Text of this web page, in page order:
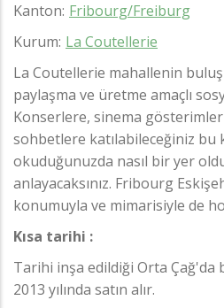
Kanton Fribourg/Freiburg
Kurum La Coutellerie
La Coutellerie mahallenin
paylaşma ve üretme amaçlı
Konserlere, sinema
sohbetlere katılabileceğiniz
okuduğunuzda nasıl bir yer
anlayacaksınız. Fribourg
konumuyla ve mimarisiyle de
Kısa tarihi :
Tarihi inşa edildiği Orta Çağ'da
2013 yılında satın alır.